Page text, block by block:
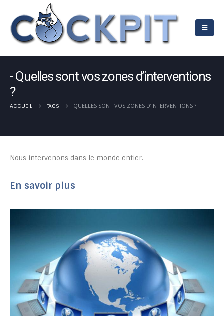
Quelles sont vos zones d’interventions
?
ACCUEIL FAQS QUELLES SONT VOS ZONES D’INTERVENTIONS ?
Nous intervenons dans le monde entier.
En savoir plus